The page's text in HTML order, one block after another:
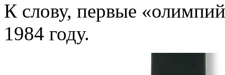
К слову, первые
1984 году.